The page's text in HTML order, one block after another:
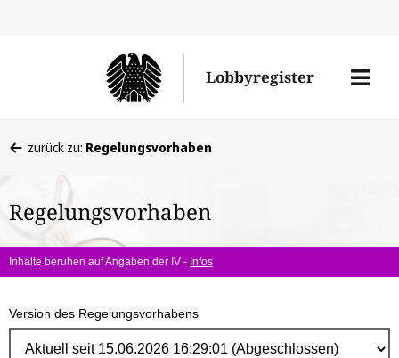
Lobbyregister
Menü
befinden
hier:
zurück zu: Regelungsvorhaben
Regelungsvorhaben
Inhalte beruhen auf Angaben der IV - Infos
Version des Regelungsvorhabens